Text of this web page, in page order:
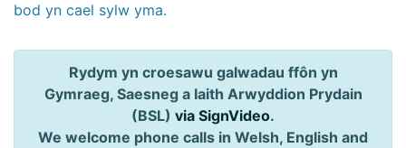
bod yn cael sylw yma.
Rydym yn croesawu galwadau ffôn yn
Gymraeg, Saesneg a Iaith Arwyddion Prydain
(BSL) via SignVideo.
We welcome phone calls in Welsh, English and